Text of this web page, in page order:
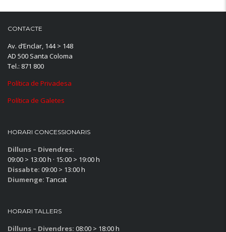
CONTACTE
Av. d’Enclar, 144 > 148
AD 500 Santa Coloma
Tel.: 871 800
Política de Privadesa
Política de Galetes
HORARI CONCESSIONARIS
Dilluns – Divendres:
09:00 > 13:00 h · 15:00 > 19:00 h
Dissabte: 09:00 > 13:00 h
Diumenge: Tancat
HORARI TALLERS
Dilluns – Divendres: 08:00 > 18:00 h